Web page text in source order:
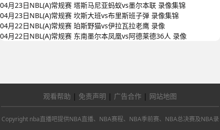
04月23日NBL(A)常规赛 塔斯马尼亚蚂蚁vs墨尔本联 录像集锦
04月23日NBL(A)常规赛 坎斯大班vs布里斯班子弹 录像集锦
04月22日NBL(A)常规赛 珀斯野猫vs伊拉瓦拉老鹰 录像
04月22日NBL(A)常规赛 东南墨尔本凤凰vs阿德莱德36人 录像
观看帮助 | 免责声明 | 广告合作 | 网站地图
Copyright nba直播吧提供NBA直播、NBA赛程、NBA季前赛、NBA总决赛及NBA录